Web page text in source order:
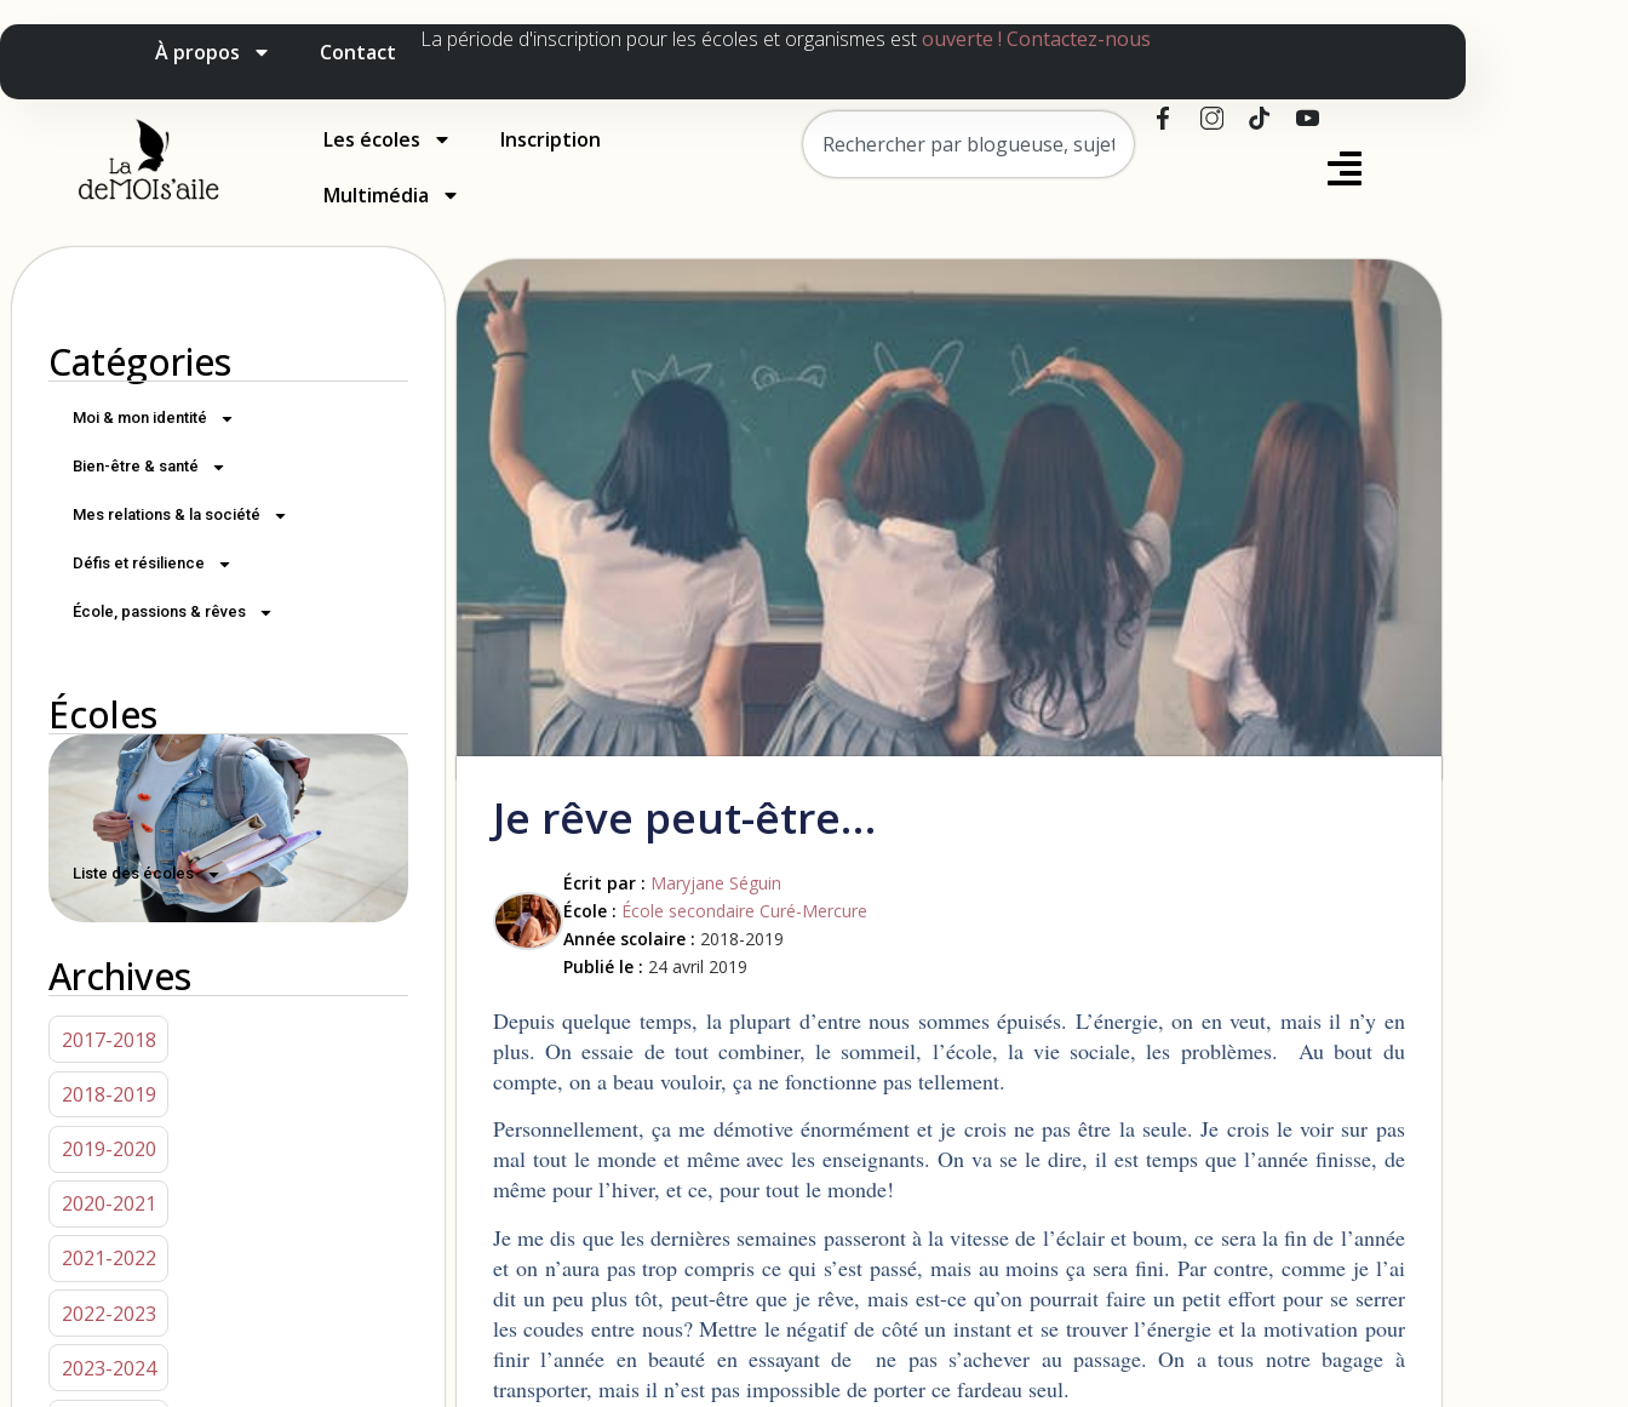
À propos Contact La période d'inscription pour les écoles et organismes estouverte ! Contactez-nous
Les écoles Inscription
Multimédia
Catégories
Moi & mon identité
Bien-être & santé
Mes relations & la société
Défis et résilience
École, passions & rêves
Écoles
Liste des écoles
Archives
2017-2018
2018-2019
2019-2020
2020-2021
2021-2022
2022-2023
2023-2024
Je rêve peut-être…
Écrit par : Maryjane Séguin
École : École secondaire Curé-Mercure
Année scolaire : 2018-2019
Publié le : 24 avril 2019
Depuis quelque temps, la plupart d’entre nous sommes épuisés. L’énergie, on en veut, mais il n’y en
plus. On essaie de tout combiner, le sommeil, l’école, la vie sociale, les problèmes. Au bout du
compte, on a beau vouloir, ça ne fonctionne pas tellement.
Personnellement, ça me démotive énormément et je crois ne pas être la seule. Je crois le voir sur pas
mal tout le monde et même avec les enseignants. On va se le dire, il est temps que l’année finisse, de
même pour l’hiver, et ce, pour tout le monde!
Je me dis que les dernières semaines passeront à la vitesse de l’éclair et boum, ce sera la fin de l’année
et on n’aura pas trop compris ce qui s’est passé, mais au moins ça sera fini. Par contre, comme je l’ai
dit un peu plus tôt, peut-être que je rêve, mais est-ce qu’on pourrait faire un petit effort pour se serrer
les coudes entre nous? Mettre le négatif de côté un instant et se trouver l’énergie et la motivation pour
finir l’année en beauté en essayant de ne pas s’achever au passage. On a tous notre bagage à
transporter, mais il n’est pas impossible de porter ce fardeau seul.